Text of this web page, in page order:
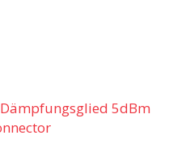
5dBm